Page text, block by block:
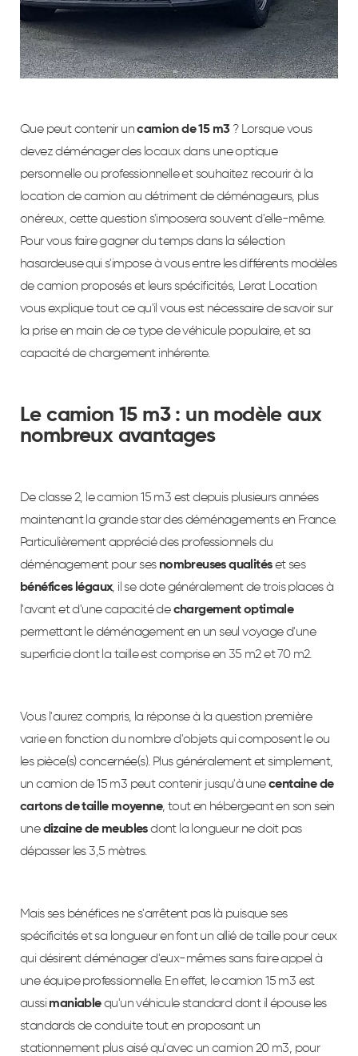
Que peut contenir uncamion de 15 m3? Lorsque vous
devez déménager des locaux dans une optique
personnelle ou professionnelle et souhaitez recourir à la
location de camion au détriment de déménageurs, plus
onéreux, cette question s'imposera souvent d'elle-même.
Pour vous faire gagner du temps dans la sélection
hasardeuse qui s'impose à vous entre les différents modèles
de camion proposés et leurs spécificités, Lerat Location
vous explique tout ce qu'il vous est nécessaire de savoir sur
la prise en main de ce type de véhicule populaire, et sa
capacité de chargement inhérente.
Le camion 15 m3 : un modèle aux
nombreux avantages
De classe 2, le camion 15 m3 est depuis plusieurs années
maintenant la grande star des déménagements en France.
Particulièrement apprécié des professionnels du
déménagement pour ses nombreuses qualitéset ses
bénéfices légaux, il se dote généralement de trois places à
l'avant et d'une capacité dechargement optimale
permettant le déménagement en un seul voyage d'une
superficie dont la taille est comprise en 35 m2 et 70 m2.
Vous l'aurez compris, la réponse à la question première
varie en fonction du nombre d'objets qui composent le ou
les pièce(s) concernée(s). Plus généralement et simplement,
un camion de 15 m3 peut contenir jusqu'à unecentaine de
cartons de taille moyenne, tout en hébergeant en son sein
unedizaine de meublesdont la longueur ne doit pas
dépasser les 3,5 mètres.
Mais ses bénéfices ne s'arrêtent pas là puisque ses
spécificités et sa longueur en font un allié de taille pour ceux
qui désirent déménager d'eux-mêmes sans faire appel à
une équipe professionnelle. En effet, le camion 15 m3 est
aussimaniablequ'un véhicule standard dont il épouse les
standards de conduite tout en proposant un
stationnement plus aisé qu'avec un camion 20 m3, pour